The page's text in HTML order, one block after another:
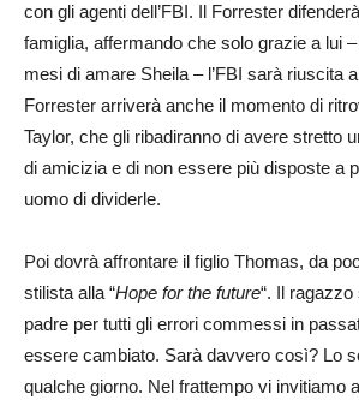
con gli agenti dell’FBI. Il Forrester
famiglia, affermando che solo grazie a lui
mesi di amare Sheila – l’FBI sarà riuscita
Forrester arriverà anche il momento di
Taylor, che gli ribadiranno di avere stretto
di amicizia e di non essere più disposte a
uomo di dividerle.
Poi dovrà affrontare il figlio Thomas, da
stilista alla “Hope for the future“. Il
padre per tutti gli errori commessi in
essere cambiato. Sarà davvero così? Lo
qualche giorno. Nel frattempo vi invitiamo